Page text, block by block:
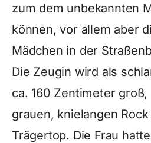
zum dem unbekannten
können, vor allem aber
Mädchen in der
Die Zeugin wird als
ca. 160 Zentimeter
grauen, knielangen
Trägertop. Die Frau